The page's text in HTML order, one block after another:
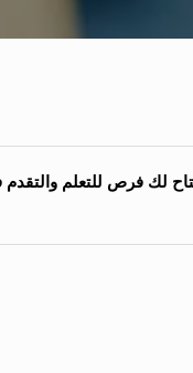
لك فرص للتعلم والتقدم